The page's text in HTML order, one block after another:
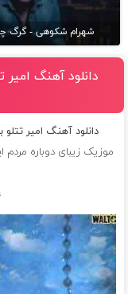
شهرام شکوهی - گرگ
دانلود آهنگ امیر
دانلود آهنگ امیر
موزیک زیبای دوباره